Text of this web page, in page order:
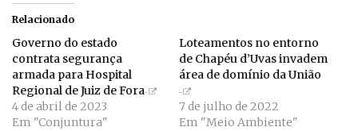
Relacionado
Governo do estado
contrata segurança
armada para Hospital
Regional de Juiz de Fora
4 de abril de 2023
Em "Conjuntura"
Loteamentos no entorno
de Chapéu d’Uvas invadem
área de domínio da União
7 de julho de 2022
Em "Meio Ambiente"